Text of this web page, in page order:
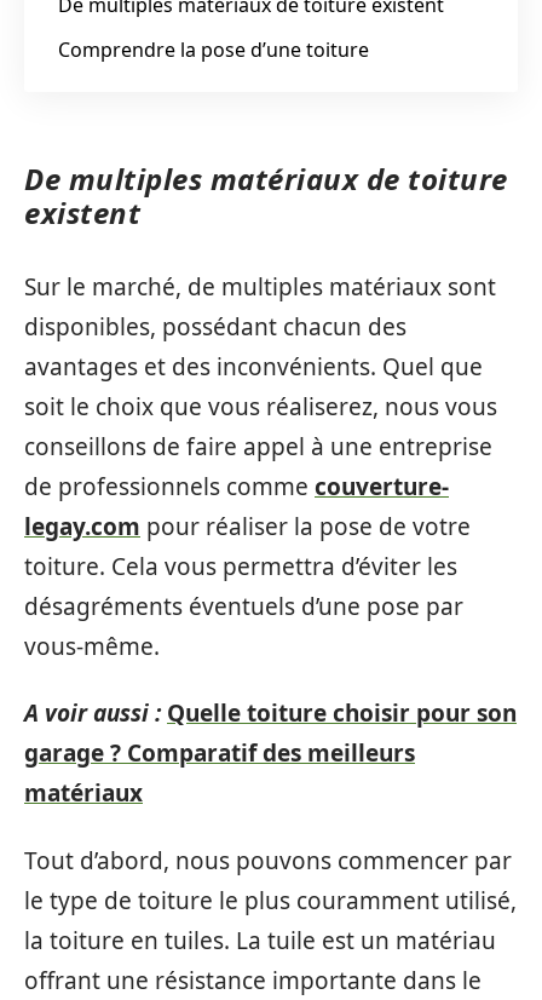
Comprendre la pose d’une toiture
De multiples matériaux de toiture
existent
Sur le marché, de multiples matériaux sont
disponibles, possédant chacun des
avantages et des inconvénients. Quel que
soit le choix que vous réaliserez, nous vous
conseillons de faire appel à une entreprise
de professionnels comme couverture-
legay.com pour réaliser la pose de votre
toiture. Cela vous permettra d’éviter les
désagréments éventuels d’une pose par
vous-même.
A voir aussi : Quelle toiture choisir pour son
garage ? Comparatif des meilleurs
matériaux
Tout d’abord, nous pouvons commencer par
le type de toiture le plus couramment utilisé,
la toiture en tuiles. La tuile est un matériau
offrant une résistance importante dans le